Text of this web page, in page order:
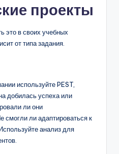
проекты
это в своих учебных
от типа задания.
используйте PEST,
добилась успеха или
ли они
смогли ли адаптироваться к
анализ для